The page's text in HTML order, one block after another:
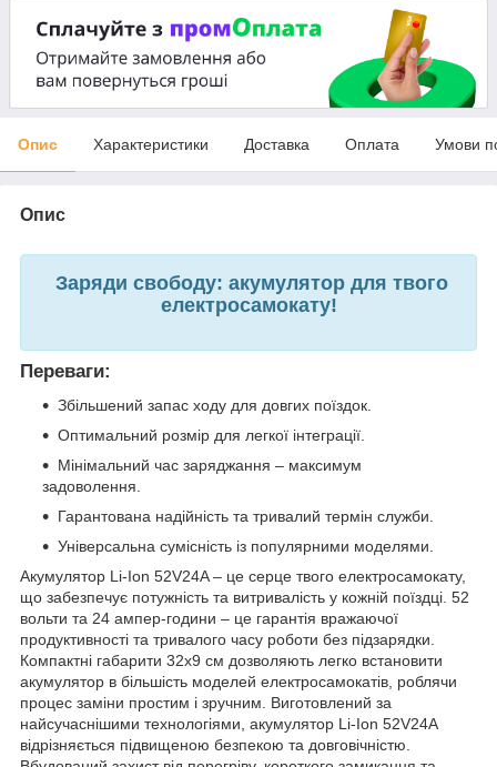
Опис Характеристики Доставка Оплата Умови
Опис
Заряди свободу: акумулятор для твого
електросамокату!
Переваги:
Збільшений запас ходу для довгих поїздок.
Оптимальний розмір для легкої інтеграції.
Мінімальний час заряджання – максимум
задоволення.
Гарантована надійність та тривалий термін служби.
Універсальна сумісність із популярними моделями.
Акумулятор Li-Ion 52V24A – це серце твого електросамокату,
що забезпечує потужність та витривалість у кожній поїздці. 52
вольти та 24 ампер-години – це гарантія вражаючої
продуктивності та тривалого часу роботи без підзарядки.
Компактні габарити 32x9 см дозволяють легко встановити
акумулятор в більшість моделей електросамокатів, роблячи
процес заміни простим і зручним. Виготовлений за
найсучаснішими технологіями, акумулятор Li-Ion 52V24A
відрізняється підвищеною безпекою та довговічністю.